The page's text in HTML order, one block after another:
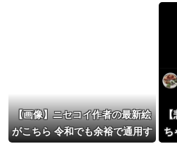
【画像】ニセコイ作者の最新絵
がこちら 令和でも余裕で通用す
ち